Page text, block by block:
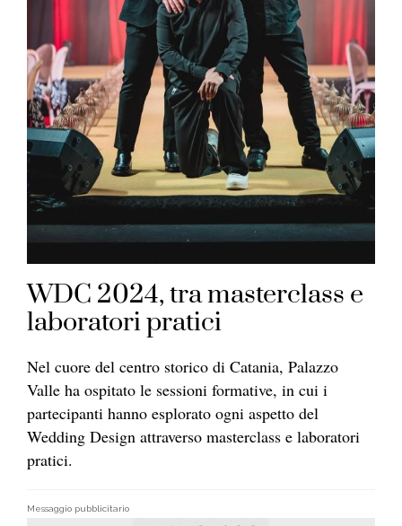
WDC 2024, tra masterclass e
laboratori pratici
Nel cuore del centro storico di Catania, Palazzo
Valle ha ospitato le sessioni formative, in cui i
partecipanti hanno esplorato ogni aspetto del
Wedding Design attraverso masterclass e laboratori
pratici.
Messaggio pubblicitario